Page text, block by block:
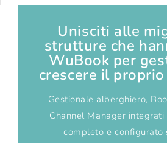
Unisciti alle
strutture che
WuBook per
crescere il
Gestionale alberghiero,
Channel Manager integrati
completo e configurato